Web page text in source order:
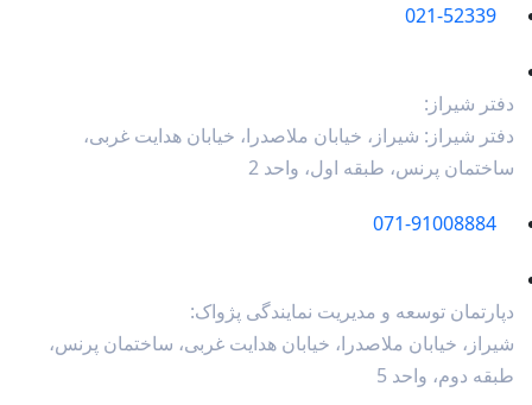
021-52339
دفتر شیراز:
دفتر شیراز: شیراز، خیابان ملاصدرا، خیابان هدایت غربی،
ساختمان پرنس، طبقه اول، واحد 2
071-91008884
دپارتمان توسعه و مدیریت نمایندگی پژواک:
شیراز، خیابان ملاصدرا، خیابان هدایت غربی، ساختمان پرنس،
طبقه دوم، واحد 5